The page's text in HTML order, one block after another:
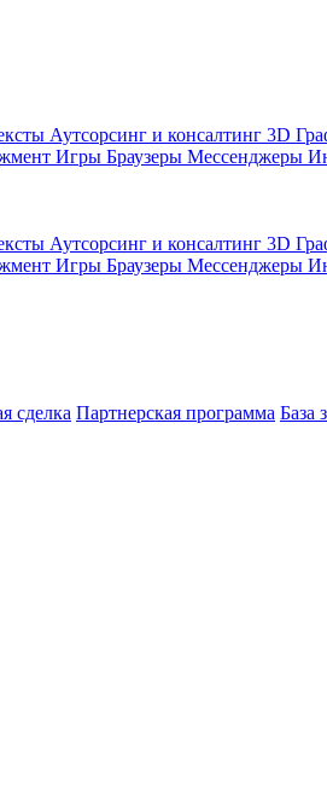
Аутсорсинг и консалтинг 3D
Игры Браузеры Мессенджеры
Аутсорсинг и консалтинг 3D
Игры Браузеры Мессенджеры
сделка Партнерская программа База